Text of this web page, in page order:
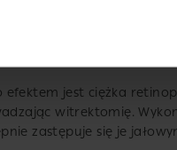
preparatem anty-
przedostawanie się
efektem jest ciężka
witrektomię.
zastępuje się je